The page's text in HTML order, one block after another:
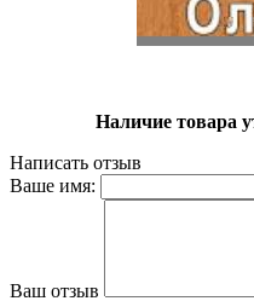
Наличие товара
Написать отзыв
Ваше имя:
Ваш отзыв